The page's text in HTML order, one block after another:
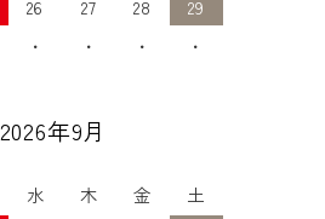
26 27 28
29
・ ・ ・ ・
2026年9月
水 木 金
土